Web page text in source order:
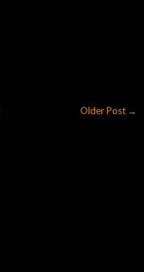
Older Post →